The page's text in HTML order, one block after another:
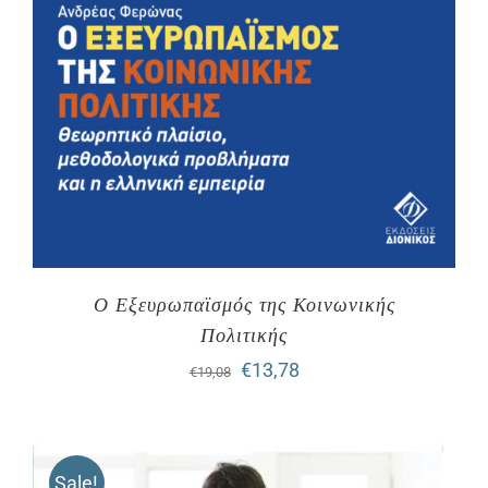
Ο Εξευρωπαϊσμός της Κοινωνικής
Πολιτικής
€19,08
Original
was:
€13,78Η
Sale!